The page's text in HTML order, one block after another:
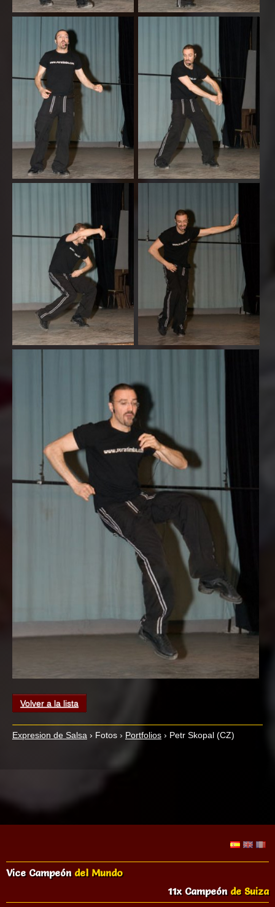
Volver a la lista
Expresion de Salsa › Fotos › Portfolios › Petr Skopal (CZ)
Vice Campeón del Mundo
11x Campeón de Suiza